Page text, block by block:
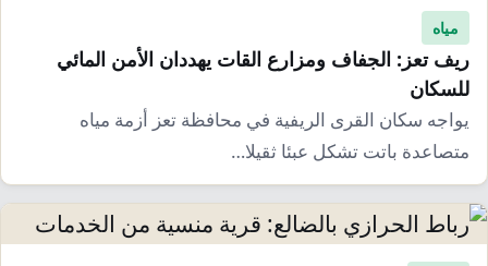
ثقافة
محميات
التلوث
تحديات
حلول
إرشاد زراعي
نساء
قضايا
معيشة
قصة
انفوجرافيك
تقارير صور
مياه
ريف تعز: الجفاف ومزارع القات يهددان الأمن المائي
للسكان
يواجه سكان القرى الريفية في محافظة تعز أزمة مياه
متصاعدة باتت تشكل عبئا ثقيلا…